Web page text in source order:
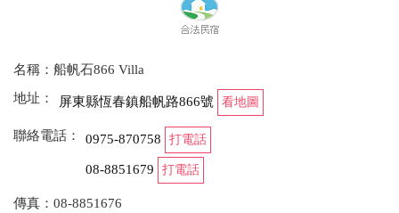
名稱：船帆石866 Villa
地址：
屏東縣恆春鎮船帆路866號 看地圖
聯絡電話： 0975-870758 打電話
08-8851679 打電話
傳真：08-8851676